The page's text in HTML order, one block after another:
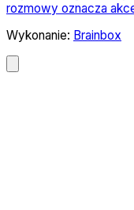
rozmowy oznacza
Wykonanie: Brainbox